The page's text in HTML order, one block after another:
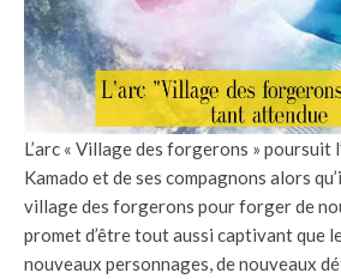
L’arc « Village des forgerons » poursuit
Kamado et de ses compagnons alors
village des forgerons pour forger de
promet d’être tout aussi captivant que
nouveaux personnages, de nouveaux